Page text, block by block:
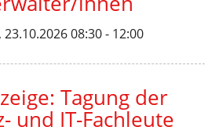
23.10.2026 08:30 - 12:00
Tagung der
und IT-Fachleute